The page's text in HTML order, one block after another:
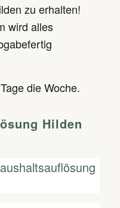
zu erhalten!
wird alles
die Woche.
Hilden